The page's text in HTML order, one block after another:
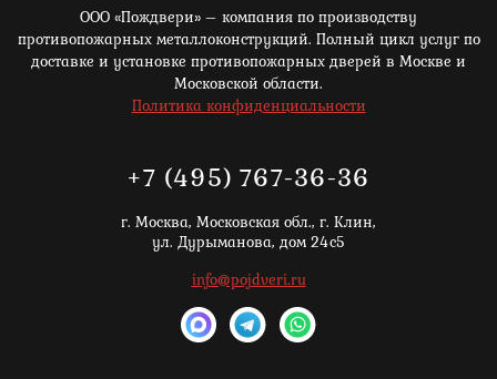
ООО «Пождвери» – компания по производству
противопожарных металлоконструкций. Полный цикл услуг по
доставке и установке противопожарных дверей в Москве и
Московской области.
Политика конфиденциальности
+7 (495) 767-36-36
г. Москва, Московская обл., г. Клин,
ул. Дурыманова, дом 24с5
info@pojdveri.ru